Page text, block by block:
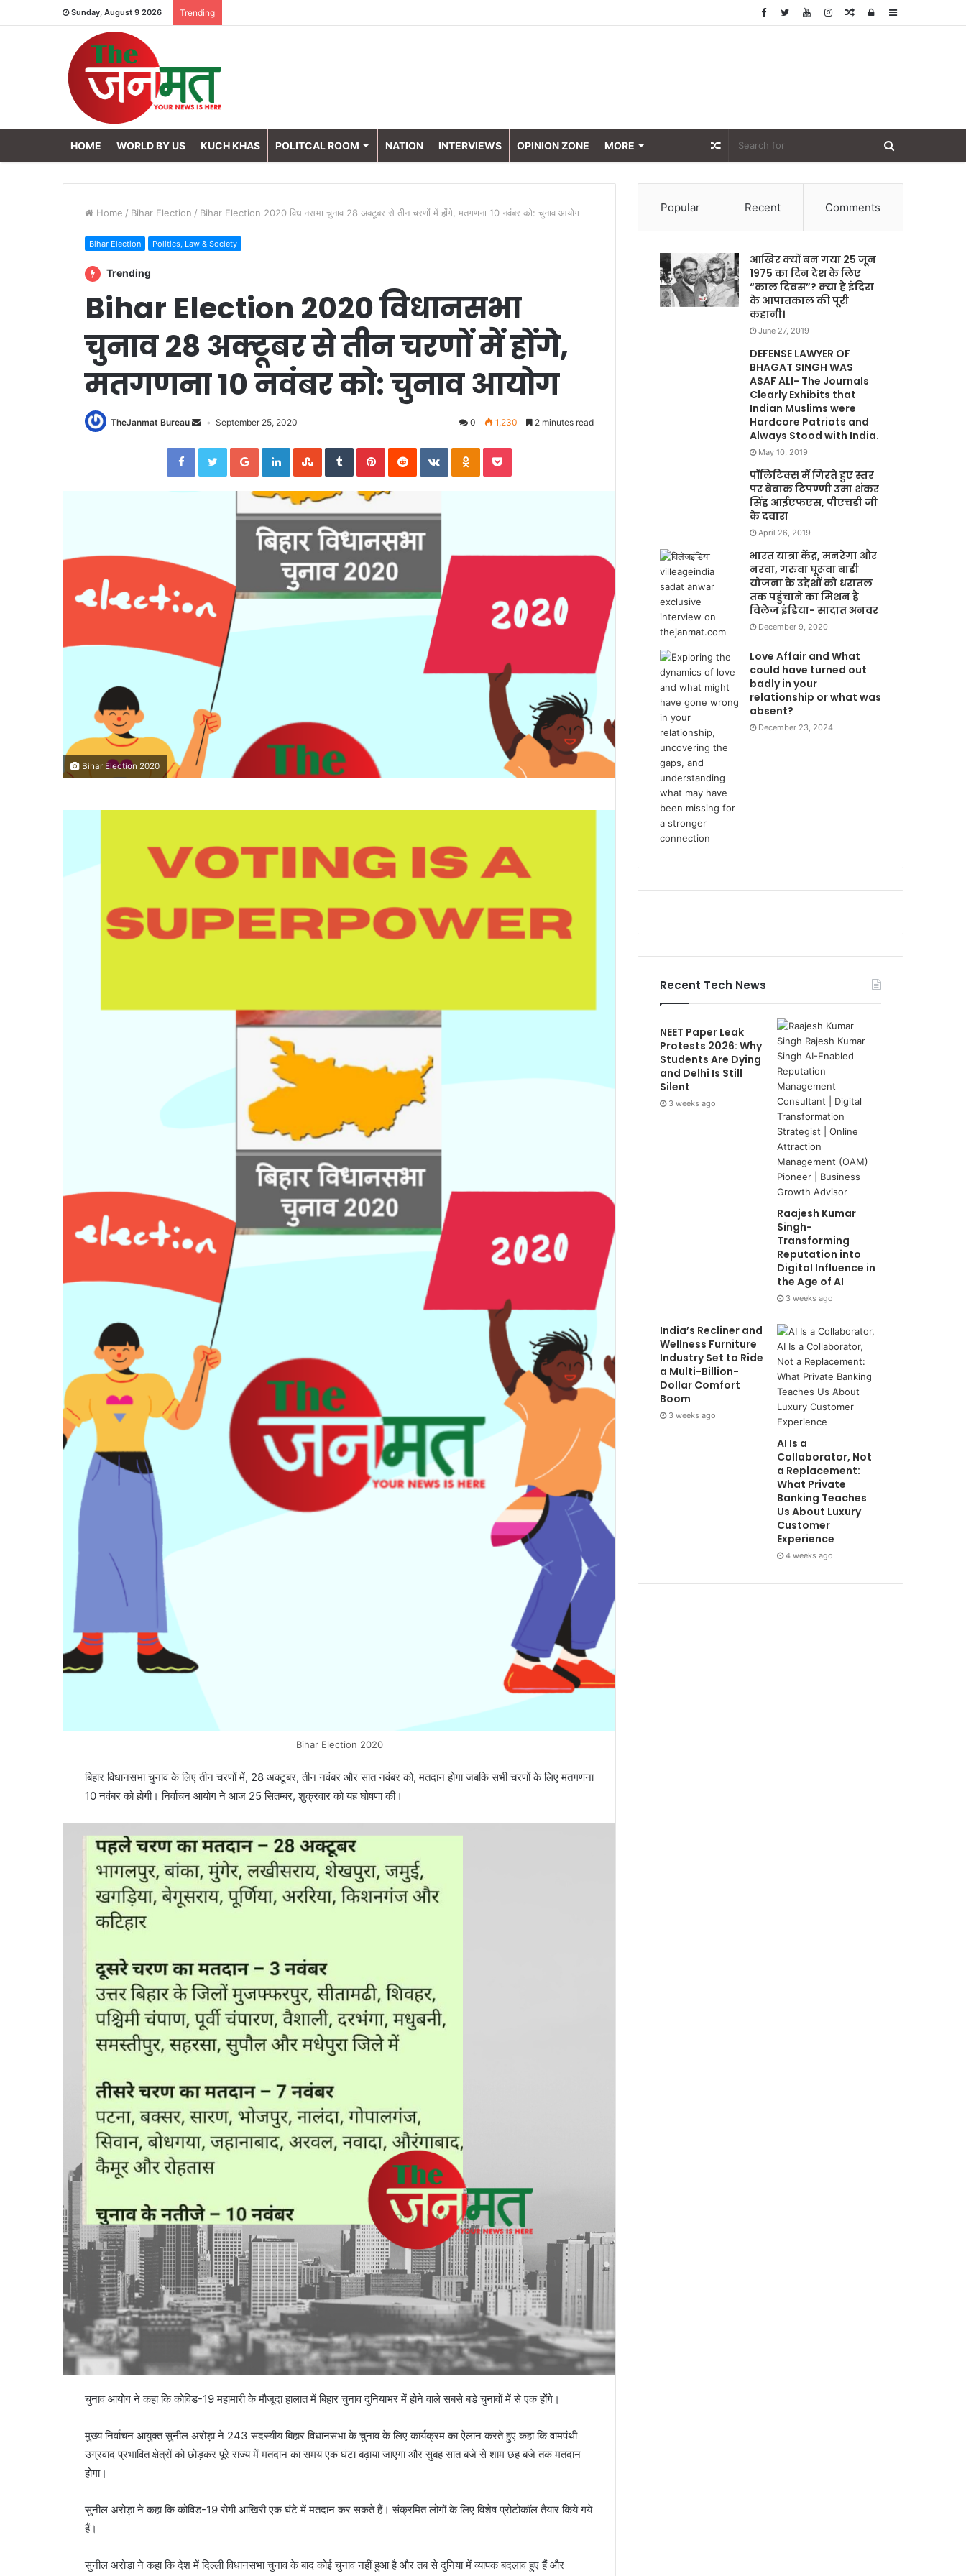
Sunday, August 9 2026 Trending Sidebar
Log
Random
HOME WORLD BY US KUCH KHAS POLITCAL ROOM NATION INTERVIEWS OPINION ZONE MORE Random
Home / Bihar Election / Bihar Election 2020 विधानसभा चुनाव 28 अक्टूबर से तीन चरणों में होंगे, मतगणना 10 नवंबर को: चुनाव आयोग
Bihar Election Politics, Law & Society
Trending
Bihar Election 2020 विधानसभा
चुनाव 28 अक्टूबर से तीन चरणों में होंगे,
मतगणना 10 नवंबर को: चुनाव आयोग
TheJanmat Bureau September 25, 2020 0 1,230 2 minutes read
FacebookTwitterGoogle+LinkedInStumbleUpon
TumblrPinterestReddit VKontakteOdnoklassniki
Pocket
Bihar Election 2020
Bihar Election 2020
बिहार विधानसभा चुनाव के लिए तीन चरणों में, 28 अक्टूबर, तीन नवंबर और सात नवंबर को, मतदान होगा जबकि सभी चरणों के लिए मतगणना
10 नवंबर को होगी। निर्वाचन आयोग ने आज 25 सितम्बर, शुक्रवार को यह घोषणा की।
चुनाव आयोग ने कहा कि कोविड-19 महामारी के मौजूदा हालात में बिहार चुनाव दुनियाभर में होने वाले सबसे बड़े चुनावों में से एक होंगे।
मुख्य निर्वाचन आयुक्त सुनील अरोड़ा ने 243 सदस्यीय बिहार विधानसभा के चुनाव के लिए कार्यक्रम का ऐलान करते हुए कहा कि वामपंथी
उग्रवाद प्रभावित क्षेत्रों को छोड़कर पूरे राज्य में मतदान का समय एक घंटा बढ़ाया जाएगा और सुबह सात बजे से शाम छह बजे तक मतदान
होगा।
सुनील अरोड़ा ने कहा कि कोविड-19 रोगी आखिरी एक घंटे में मतदान कर सकते हैं। संक्रमित लोगों के लिए विशेष प्रोटोकॉल तैयार किये गये
हैं।
सुनील अरोड़ा ने कहा कि देश में दिल्ली विधानसभा चुनाव के बाद कोई चुनाव नहीं हुआ है और तब से दुनिया में व्यापक बदलाव हुए हैं और
Popular Recent Comments
आखिर क्यों बन गया 25 जून
1975 का दिन देश के लिए
“काल दिवस”? क्या है इंदिरा
के आपातकाल की पूरी
कहानी।
June 27, 2019
DEFENSE LAWYER OF
BHAGAT SINGH WAS
ASAF ALI- The Journals
Clearly Exhibits that
Indian Muslims were
Hardcore Patriots and
Always Stood with India.
May 10, 2019
पॉलिटिक्स में गिरते हुए स्तर
पर बेबाक टिपण्णी उमा शंकर
सिंह आईएफएस, पीएचडी जी
के दवारा
April 26, 2019
भारत यात्रा केंद्र, मनरेगा और
नरवा, गरुवा घूरूवा बाडी
योजना के उद्देशों को धरातल
तक पहुंचाने का मिशन है
विलेज इंडिया- सादात अनवर
December 9, 2020
Love Affair and What
could have turned out
badly in your
relationship or what was
absent?
December 23, 2024
Recent Tech News
NEET Paper Leak
Protests 2026: Why
Students Are Dying
and Delhi Is Still
Silent
3 weeks ago
Raajesh Kumar
Singh-
Transforming
Reputation into
Digital Influence in
the Age of AI
3 weeks ago
India’s Recliner and
Wellness Furniture
Industry Set to Ride
a Multi-Billion-
Dollar Comfort
Boom
3 weeks ago
AI Is a
Collaborator, Not
a Replacement:
What Private
Banking Teaches
Us About Luxury
Customer
Experience
4 weeks ago